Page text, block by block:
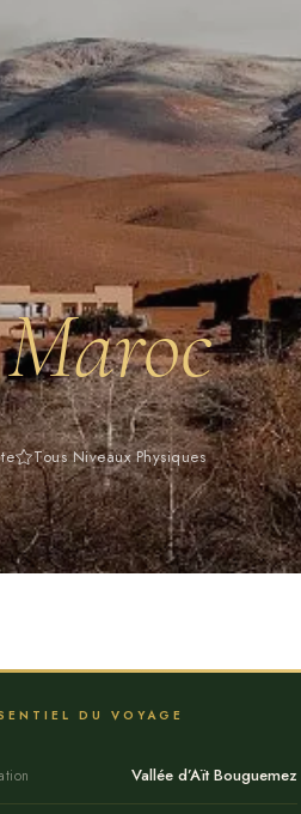
Tous Niveaux Physiques
DU VOYAGE
Vallée d’Aït Bouguemez